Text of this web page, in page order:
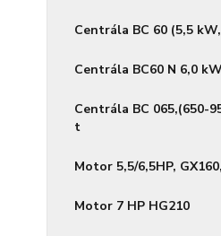
Centrála BC 60 (5,5
Centrála BC60 N 6,0
Centrála BC 065,(650-
t
Motor 5,5/6,5HP,
Motor 7 HP HG210